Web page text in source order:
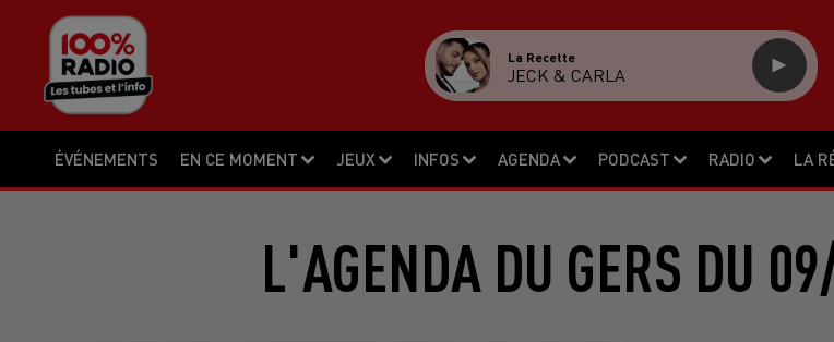
ÉVÉNEMENTS EN CE MOMENT JEUX INFOS AGENDA PODCAST RADIO LA
La Recette
JECK & CARLA
L'AGENDA DU GERS DU